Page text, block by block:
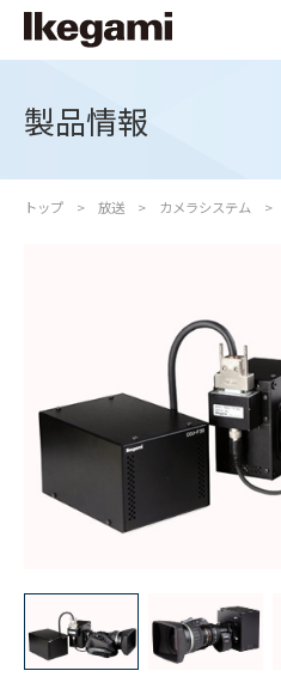
製品情報
トップ 放送 カメラシステム